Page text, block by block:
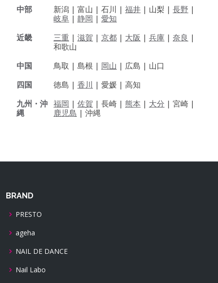
中部
新潟 | 富山 | 石川 | 福井 | 山梨 | 長野 |
岐阜 | 静岡 | 愛知
近畿
三重 | 滋賀 | 京都 | 大阪 | 兵庫 | 奈良 |
和歌山
中国
鳥取 | 島根 | 岡山 | 広島 | 山口
四国
徳島 | 香川 | 愛媛 | 高知
九州・沖
縄
福岡 | 佐賀 | 長崎 | 熊本 | 大分 | 宮崎 |
鹿児島 | 沖縄
BRAND
PRESTO
ageha
NAIL DE DANCE
Nail Labo